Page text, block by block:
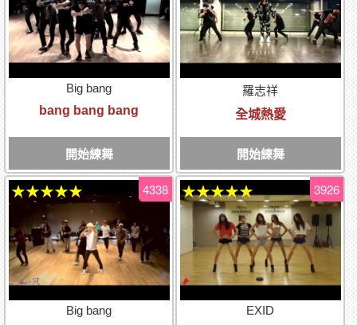
Big bang
bang bang bang
開始練舞
羅志祥
全城熱愛
開始練舞
Big bang
4338
★★★★★
EXID
3926
★★★★★